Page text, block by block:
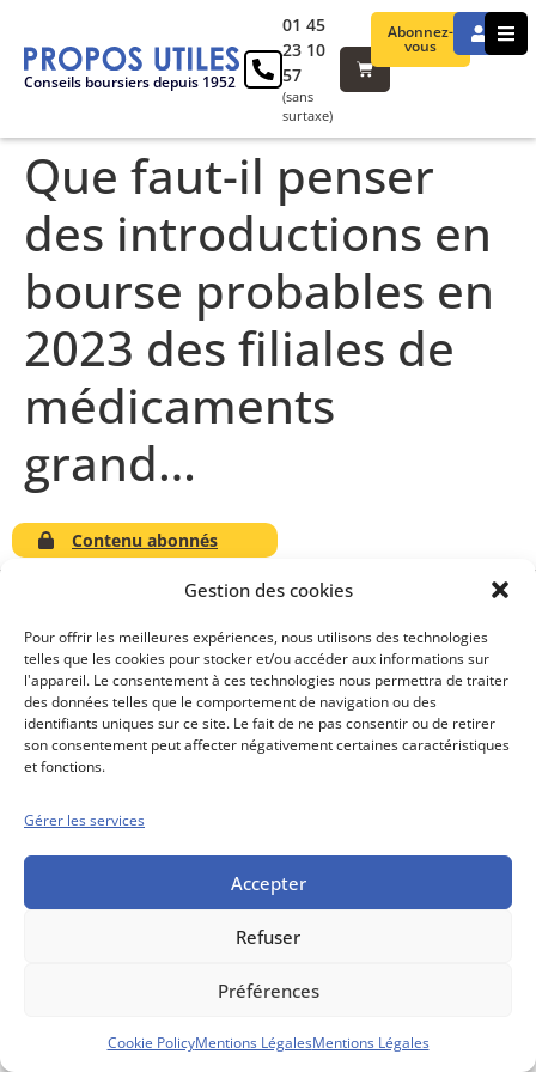
Gestion des cookies
Pour offrir les meilleures expériences, nous utilisons des technologies
telles que les cookies pour stocker et/ou accéder aux informations sur
l'appareil. Le consentement à ces technologies nous permettra de traiter
des données telles que le comportement de navigation ou des
identifiants uniques sur ce site. Le fait de ne pas consentir ou de retirer
son consentement peut affecter négativement certaines caractéristiques
et fonctions.
Gérer les services
Accepter
Refuser
Préférences
Cookie PolicyMentions LégalesMentions Légales
Conseils boursiers depuis 1952
Abonnez-
vous
01 45
23 10
57
(sans
surtaxe)
Que faut-il penser
des introductions en
bourse probables en
2023 des filiales de
médicaments
grand…
Contenu abonnés
Conseils boursiers depuis 1952
Propos Utiles est
une publication
des Editions
Marigny